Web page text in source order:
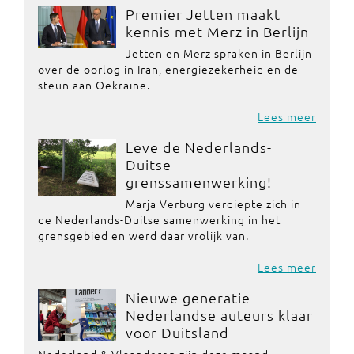
Premier Jetten maakt
kennis met Merz in Berlijn
Jetten en Merz spraken in Berlijn
over de oorlog in Iran, energiezekerheid en de
steun aan Oekraïne.
Lees meer
Leve de Nederlands-
Duitse
grenssamenwerking!
Marja Verburg verdiepte zich in
de Nederlands-Duitse samenwerking in het
grensgebied en werd daar vrolijk van.
Lees meer
Nieuwe generatie
Nederlandse auteurs klaar
voor Duitsland